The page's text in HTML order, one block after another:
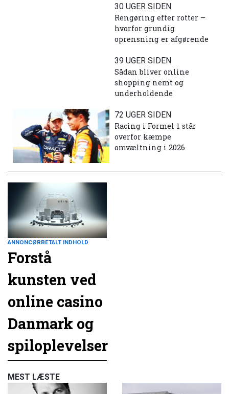
30 UGER SIDEN
Rengøring efter rotter –
hvorfor grundig
oprensning er afgørende
39 UGER SIDEN
Sådan bliver online
shopping nemt og
underholdende
72 UGER SIDEN
Racing i Formel 1 står
overfor kæmpe
omvæltning i 2026
ANNONCØRBETALT INDHOLD
Forstå
kunsten ved
online casino
Danmark og
spiloplevelser
MEST LÆSTE